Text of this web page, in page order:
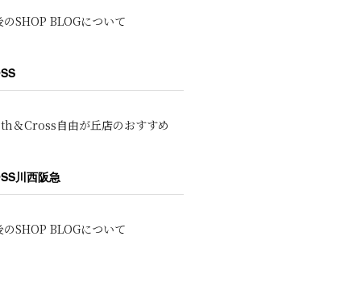
のSHOP BLOGについて
＆Cross自由が丘店のおすすめ
川西阪急
のSHOP BLOGについて